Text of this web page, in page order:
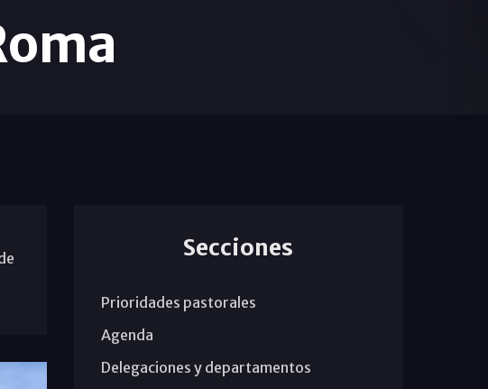
Secciones
Prioridades pastorales
Agenda
Delegaciones y departamentos